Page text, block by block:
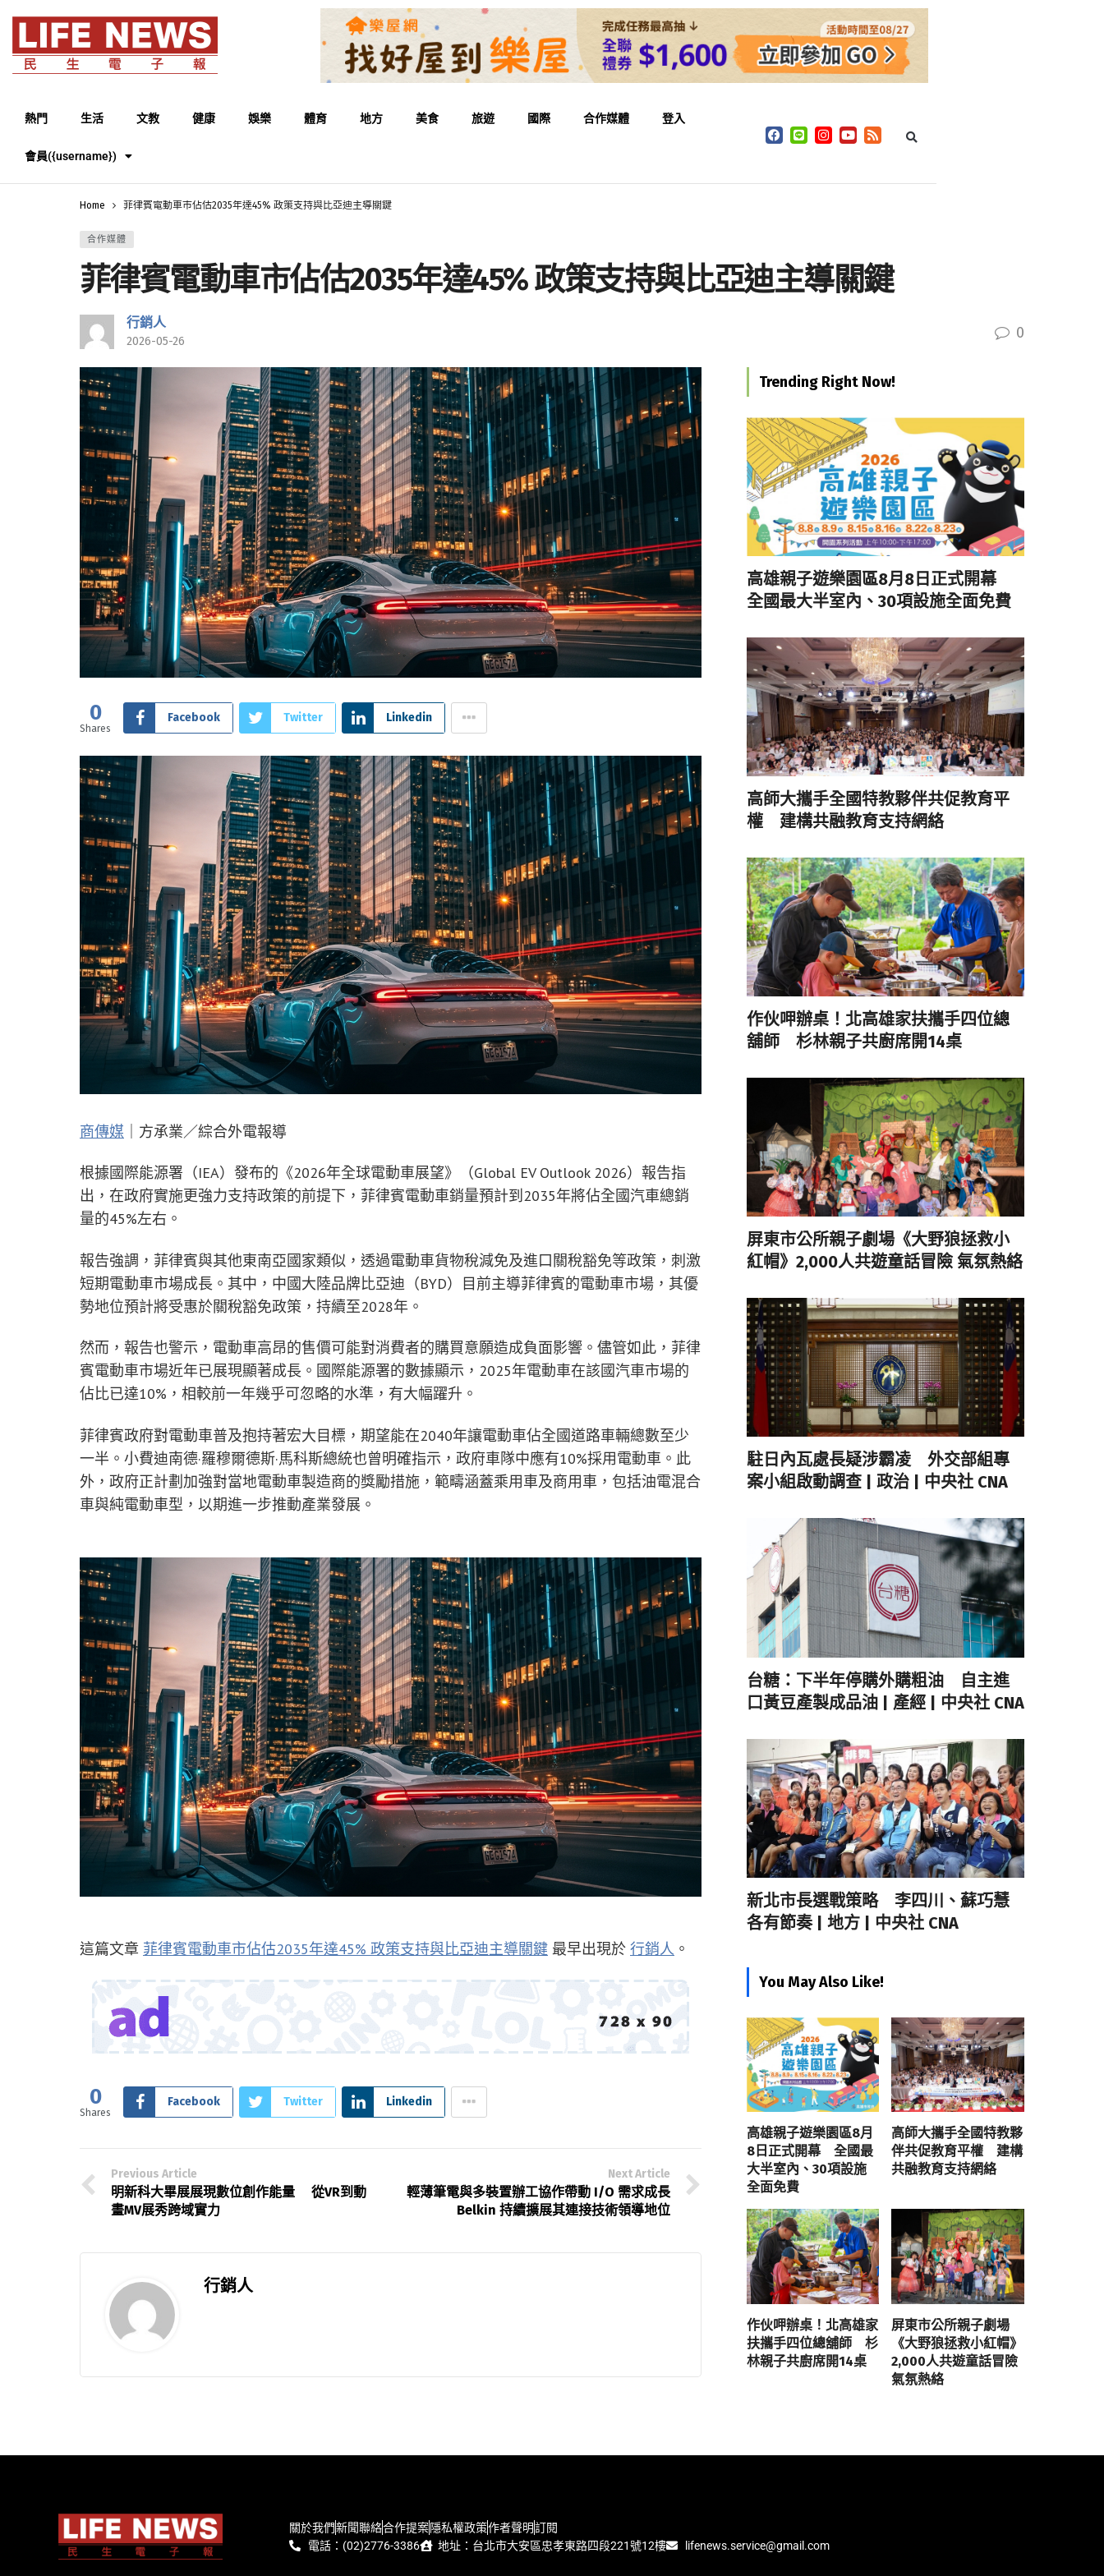
熱門 生活 文教 健康 娛樂 體育 地方 美食 旅遊 國際 合作媒體 登入
會員({username})
Home 菲律賓電動車市佔估2035年達45% 政策支持與比亞迪主導關鍵
合作媒體
菲律賓電動車市佔估2035年達45% 政策支持與比亞迪主導關鍵
行銷人
2026-05-26 0
0
Shares
Facebook Twitter Linkedin
商傳媒 ｜方承業／綜合外電報導
根據國際能源署（IEA）發布的《2026年全球電動車展望》（Global EV Outlook 2026）報告指
出，在政府實施更強力支持政策的前提下，菲律賓電動車銷量預計到2035年將佔全國汽車總銷
量的45%左右。
報告強調，菲律賓與其他東南亞國家類似，透過電動車貨物稅減免及進口關稅豁免等政策，刺激
短期電動車市場成長。其中，中國大陸品牌比亞迪（BYD）目前主導菲律賓的電動車市場，其優
勢地位預計將受惠於關稅豁免政策，持續至2028年。
然而，報告也警示，電動車高昂的售價可能對消費者的購買意願造成負面影響。儘管如此，菲律
賓電動車市場近年已展現顯著成長。國際能源署的數據顯示，2025年電動車在該國汽車市場的
佔比已達10%，相較前一年幾乎可忽略的水準，有大幅躍升。
菲律賓政府對電動車普及抱持著宏大目標，期望能在2040年讓電動車佔全國道路車輛總數至少
一半。小費迪南德·羅穆爾德斯·馬科斯總統也曾明確指示，政府車隊中應有10%採用電動車。此
外，政府正計劃加強對當地電動車製造商的獎勵措施，範疇涵蓋乘用車及商用車，包括油電混合
車與純電動車型，以期進一步推動產業發展。
這篇文章 菲律賓電動車市佔估2035年達45% 政策支持與比亞迪主導關鍵 最早出現於 行銷人 。
0
Shares
Facebook Twitter Linkedin
Previous Article
明新科大畢展展現數位創作能量 從VR到動
畫MV展秀跨域實力
Next Article
輕薄筆電與多裝置辦工協作帶動 I/O 需求成長
Belkin 持續擴展其連接技術領導地位
行銷人
Trending Right Now!
高雄親子遊樂園區8月8日正式開幕
全國最大半室內、30項設施全面免費
高師大攜手全國特教夥伴共促教育平
權 建構共融教育支持網絡
作伙呷辦桌！北高雄家扶攜手四位總
舖師 杉林親子共廚席開14桌
屏東市公所親子劇場《大野狼拯救小
紅帽》2,000人共遊童話冒險 氣氛熱絡
駐日內瓦處長疑涉霸凌 外交部組專
案小組啟動調查 | 政治 | 中央社 CNA
台糖：下半年停購外購粗油 自主進
口黃豆產製成品油 | 產經 | 中央社 CNA
新北市長選戰策略 李四川、蘇巧慧
各有節奏 | 地方 | 中央社 CNA
You May Also Like!
高雄親子遊樂園區8月
8日正式開幕 全國最
大半室內、30項設施
全面免費
高師大攜手全國特教夥
伴共促教育平權 建構
共融教育支持網絡
作伙呷辦桌！北高雄家
扶攜手四位總舖師 杉
林親子共廚席開14桌
屏東市公所親子劇場
《大野狼拯救小紅帽》
2,000人共遊童話冒險
氣氛熱絡
關於我們新聞聯絡合作提案隱私權政策作者聲明訂閱
電話：(02)2776-3386
地址：台北市大安區忠孝東路四段221號12樓 lifenews.service@gmail.com